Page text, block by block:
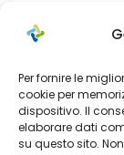
Per fornire le
cookie per
dispositivo. Il
elaborare dati
su questo sito.